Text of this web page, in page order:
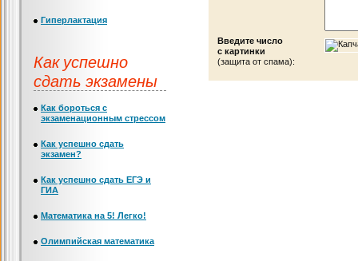
Введите число
с картинки
(защита от спама):
Гиперлактация
Как успешно
сдать экзамены
Как бороться с
экзаменационным стрессом
Как успешно сдать
экзамен?
Как успешно сдать ЕГЭ и
ГИА
Математика на 5! Легко!
Олимпийская математика